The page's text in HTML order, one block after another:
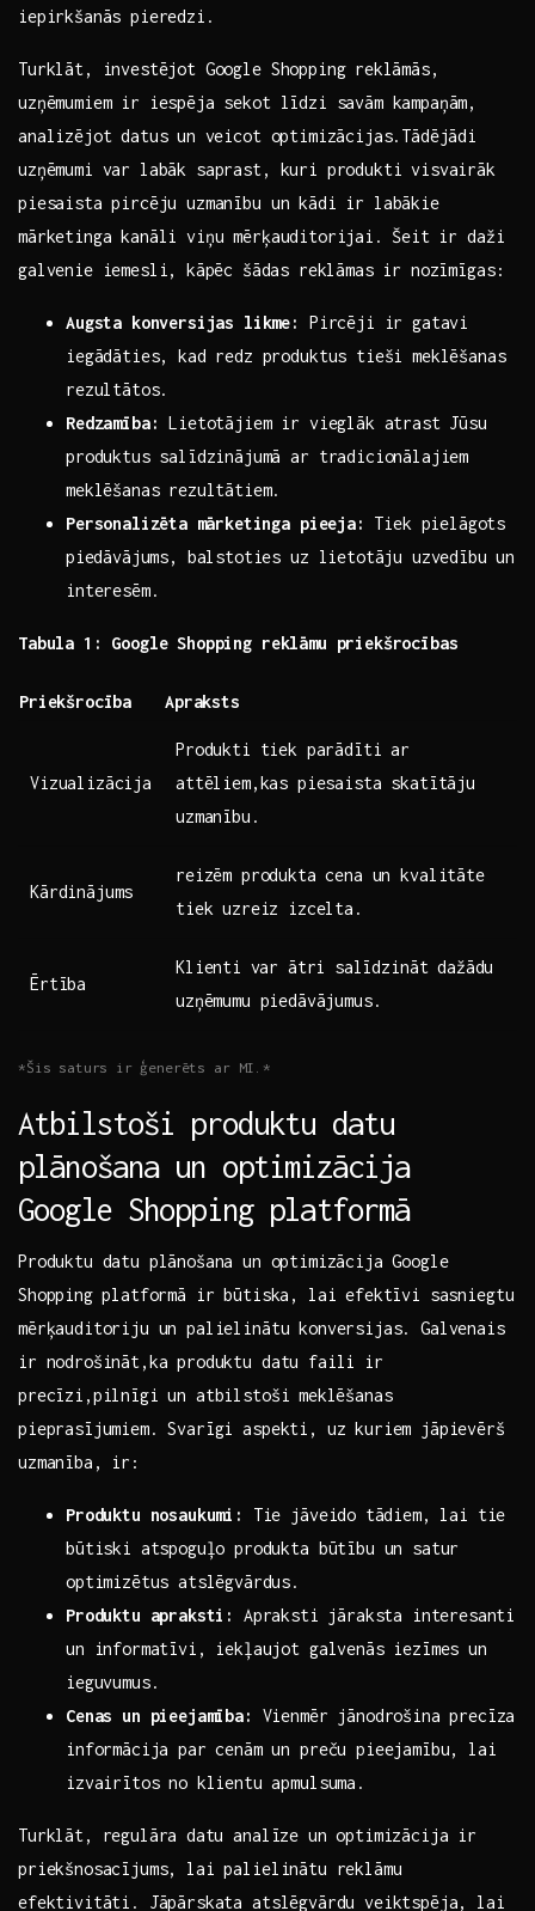
iepirkšanās pieredzi.
Turklāt, investējot Google Shopping⁢ reklāmās,
uzņēmumiem‌ ir iespēja sekot līdzi savām kampaņām,
analizējot datus un ⁣veicot optimizācijas.Tādējādi
uzņēmumi var labāk saprast, kuri produkti visvairāk
piesaista pircēju uzmanību un kādi ir labākie
mārketinga kanāli viņu mērķauditorijai.⁤ Šeit⁤ ir daži
galvenie iemesli, ⁣kāpēc⁣ šādas reklāmas ir nozīmīgas:
Augsta konversijas likme:
Pircēji ir gatavi
iegādāties, kad redz produktus tieši meklēšanas
rezultātos.
Redzamība: ​Lietotājiem ir vieglāk atrast Jūsu
produktus salīdzinājumā ar tradicionālajiem
meklēšanas rezultātiem.
Personalizēta⁢ mārketinga pieeja:
⁣Tiek pielāgots
⁢piedāvājums, balstoties uz lietotāju uzvedību un
interesēm.
Tabula ‍1: Google​ Shopping reklāmu priekšrocības
Priekšrocība Apraksts
Vizualizācija
Produkti ​tiek parādīti ar
attēliem,kas piesaista skatītāju
uzmanību.
Kārdinājums
reizēm produkta‌ cena un kvalitāte
tiek uzreiz izcelta.
Ērtība
Klienti⁢ var ātri ⁤salīdzināt dažādu
uzņēmumu​ piedāvājumus.
*Šis saturs ⁤ir ‍ģenerēts ar MI.*
Atbilstoši produktu datu
plānošana‍ un optimizācija⁢
Google Shopping ​platformā
Produktu datu plānošana un ⁤optimizācija‍ Google‌
Shopping⁢ platformā ir būtiska, lai efektīvi sasniegtu
mērķauditoriju un palielinātu konversijas. Galvenais
ir nodrošināt,ka produktu datu faili ir⁣
precīzi,pilnīgi un atbilstoši⁣ meklēšanas
pieprasījumiem. Svarīgi aspekti, uz kuriem jāpievērš
uzmanība, ‍ir:
Produktu nosaukumi:
Tie jāveido ⁢tādiem, lai tie
būtiski atspoguļo produkta būtību‌ un satur
optimizētus atslēgvārdus.
Produktu apraksti:
Apraksti⁣ jāraksta interesanti
un informatīvi, iekļaujot galvenās iezīmes un
ieguvumus.
Cenas un pieejamība:
Vienmēr jānodrošina precīza
‍informācija par cenām un preču pieejamību, lai
izvairītos no klientu apmulsuma.
Turklāt, regulāra ⁤datu analīze ​un optimizācija ‌ir
priekšnosacījums, lai palielinātu reklāmu
efektivitāti. Jāpārskata atslēgvārdu veiktspēja,‌ lai